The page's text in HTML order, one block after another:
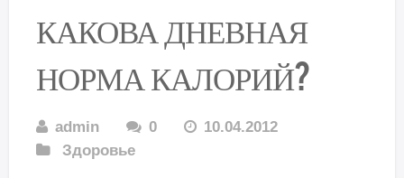
КАКОВА ДНЕВНАЯ
НОРМА КАЛОРИЙ?
admin 0
10.04.2012
Здоровье